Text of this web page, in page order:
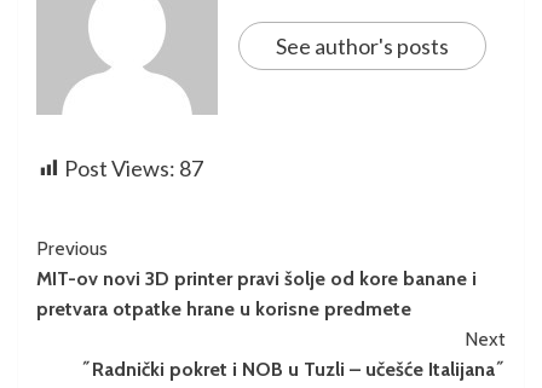
See author's posts
Post Views: 87
Previous
MIT-ov novi 3D printer pravi šolje od kore banane i
pretvara otpatke hrane u korisne predmete
Next
˝Radnički pokret i NOB u Tuzli – učešće Italijana˝